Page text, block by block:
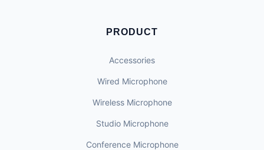
PRODUCT
Accessories
Wired Microphone
Wireless Microphone
Studio Microphone
Conference Microphone